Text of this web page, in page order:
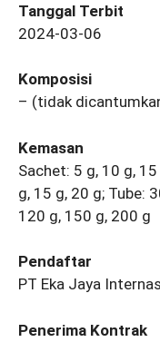
Tanggal Terbit
2024-03-06
Komposisi
– (tidak
Kemasan
Sachet: 5 g, 10 g,
g, 15 g, 20 g; Tube:
120 g, 150 g, 200 g
Pendaftar
PT Eka Jaya
Penerima Kontrak